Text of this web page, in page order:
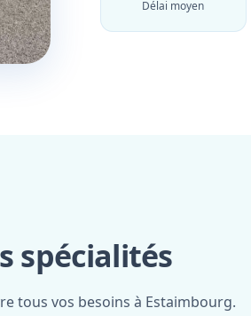
Délai moyen
spécialités
tous vos besoins à Estaimbourg.